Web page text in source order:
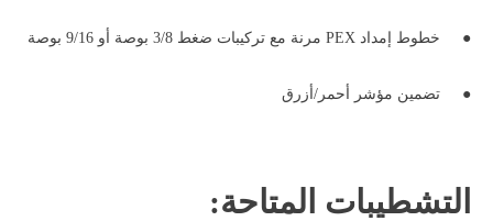
● خطوط إمداد PEX مرنة مع تركيبات ضغط 3/8 بوصة أو 9/16 بوصة
● تضمين مؤشر أحمر/أزرق
التشطيبات المتاحة: